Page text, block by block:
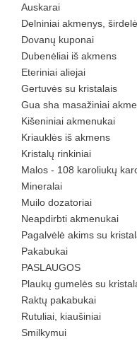
Auskarai
Delniniai akmenys,
Dovanų kuponai
Dubenėliai iš akmens
Eteriniai aliejai
Gertuvės su kristalais
Gua sha masažiniai
Kišeniniai akmenukai
Kriauklės iš akmens
Kristalų rinkiniai
Malos - 108 karoliukų
Mineralai
Muilo dozatoriai
Neapdirbti akmenukai
Pagalvėlė akims su
Pakabukai
PASLAUGOS
Plaukų gumelės su
Raktų pakabukai
Rutuliai, kiaušiniai
Smilkymui